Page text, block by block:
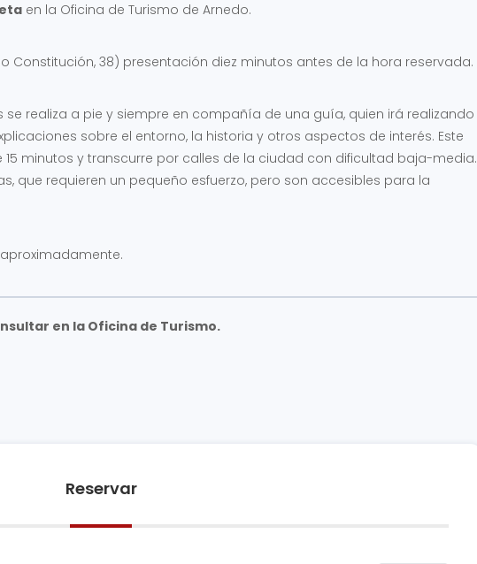
en la Oficina de Turismo de Arnedo.
Constitución, 38) presentación diez minutos antes de la hora reservada.
se realiza a pie y siempre en compañía de una guía, quien irá realizando
sobre el entorno, la historia y otros aspectos de interés. Este
minutos y transcurre por calles de la ciudad con dificultad baja-media.
que requieren un pequeño esfuerzo, pero son accesibles para la
en la Oficina de Turismo.
Reservar